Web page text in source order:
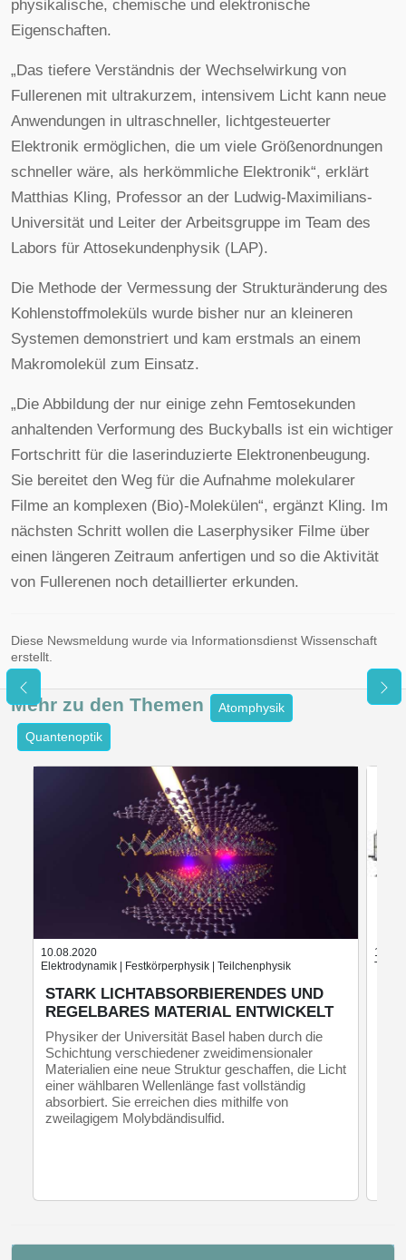
physikalische, chemische und elektronische
Eigenschaften.
„Das tiefere Verständnis der Wechselwirkung von
Fullerenen mit ultrakurzem, intensivem Licht kann neue
Anwendungen in ultraschneller, lichtgesteuerter
Elektronik ermöglichen, die um viele Größenordnungen
schneller wäre, als herkömmliche Elektronik“, erklärt
Matthias Kling, Professor an der Ludwig-Maximilians-
Universität und Leiter der Arbeitsgruppe im Team des
Labors für Attosekundenphysik (LAP).
Die Methode der Vermessung der Strukturänderung des
Kohlenstoffmoleküls wurde bisher nur an kleineren
Systemen demonstriert und kam erstmals an einem
Makromolekül zum Einsatz.
„Die Abbildung der nur einige zehn Femtosekunden
anhaltenden Verformung des Buckyballs ist ein wichtiger
Fortschritt für die laserinduzierte Elektronenbeugung.
Sie bereitet den Weg für die Aufnahme molekularer
Filme an komplexen (Bio)-Molekülen“, ergänzt Kling. Im
nächsten Schritt wollen die Laserphysiker Filme über
einen längeren Zeitraum anfertigen und so die Aktivität
von Fullerenen noch detaillierter erkunden.
Diese Newsmeldung wurde via Informationsdienst Wissenschaft
erstellt.
Mehr zu den Themen
Atomphysik
Quantenoptik
10.08.2020
Elektrodynamik | Festkörperphysik | Teilchenphysik
STARK LICHTABSORBIERENDES UND
REGELBARES MATERIAL ENTWICKELT
Physiker der Universität Basel haben durch die
Schichtung verschiedener zweidimensionaler
Materialien eine neue Struktur geschaffen, die Licht
einer wählbaren Wellenlänge fast vollständig
absorbiert. Sie erreichen dies mithilfe von
zweilagigem Molybdändisulfid.